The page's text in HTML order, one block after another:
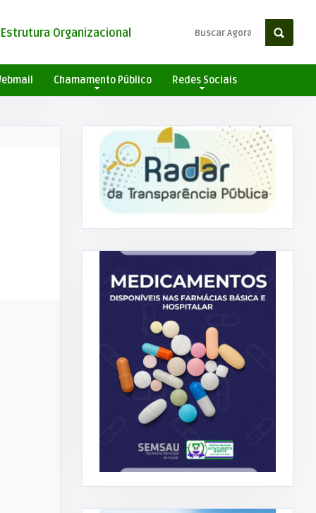
Estrutura Organizacional
Chamamento Público Redes Sociais